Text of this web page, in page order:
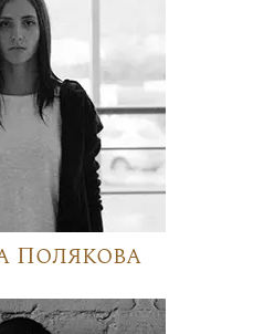
Полякова